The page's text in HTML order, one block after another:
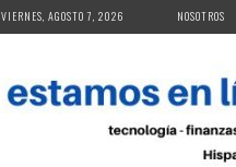
VIERNES, AGOSTO 7, 2026 NOSOTROS